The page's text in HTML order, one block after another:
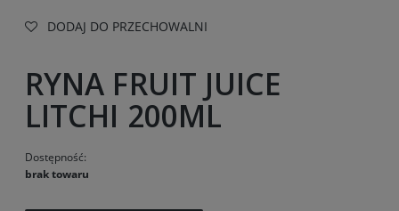
DODAJ DO PRZECHOWALNI
RYNA FRUIT JUICE
LITCHI 200ML
Dostępność:
brak towaru